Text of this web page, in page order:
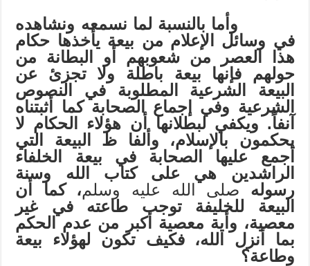
وأما بالنسبة لما نسمعه ونشاهده
في وسائل الإعلام من بيعة يأخذها حكام
هذا العصر من شعوبهم أو البطانة من
حولهم فإنها بيعة باطلة ولا تجزئ عن
البيعة الشرعية المطلوبة في النصوص
الشرعية وفي إجماع الصحابة كما أثبتناه
آنفاً. ويكفي لبطلانها أن هؤلاء الحكام لا
يحكمون بالإسلام، وألفا ظ البيعة التي
أجمع عليها الصحابة في بيعة الخلفاء
الراشدين هي على كتاب الله وسنة
رسوله صلى الله عليه وسلم، كما أن
البيعة للخليفة توجب طاعته في غير
معصية، وأية معصية أكبر من عدم الحكم
بما أنزل الله، فكيف تكون لهؤلاء بيعة
وطاعة؟